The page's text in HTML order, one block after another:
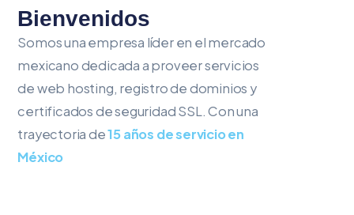
Bienvenidos
Somos una empresa líder en el mercado
mexicano dedicada a proveer servicios
de web hosting, registro de dominios y
certificados de seguridad SSL. Con una
trayectoria de15 años de servicio en
México